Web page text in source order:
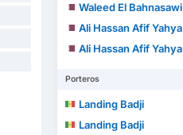
Waleed El Bahnasawi
Ali Hassan Afif Yahya
Ali Hassan Afif Yahya
Porteros
Landing Badji
Landing Badji